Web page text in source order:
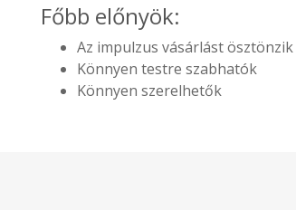
Főbb előnyök:
Az impulzus vásárlást ösztönzik
Könnyen testre szabhatók
Könnyen szerelhetők